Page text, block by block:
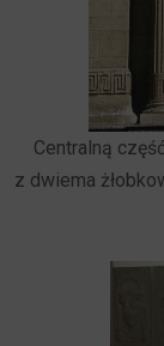
Centralną
z dwiema